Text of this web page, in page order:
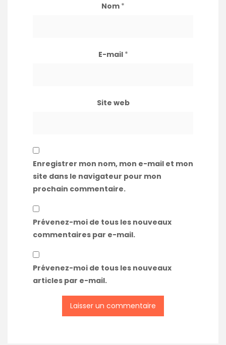
Nom *
E-mail *
Site web
Enregistrer mon nom, mon e-mail et mon
site dans le navigateur pour mon
prochain commentaire.
Prévenez-moi de tous les nouveaux
commentaires par e-mail.
Prévenez-moi de tous les nouveaux
articles par e-mail.